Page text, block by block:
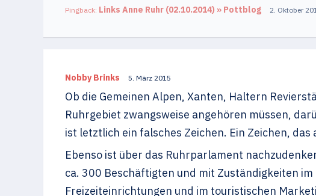
Pingback: Links Anne Ruhr (02.10.2014) » Pottblog 2. Oktober
Nobby Brinks 5. März 2015
Ob die Gemeinen Alpen, Xanten, Haltern
Ruhrgebiet zwangsweise angehören müssen,
ist letztlich ein falsches Zeichen. Ein Zeichen,
Ebenso ist über das Ruhrparlament
ca. 300 Beschäftigten und mit Zuständigkeiten
Freizeiteinrichtungen und im touristischen